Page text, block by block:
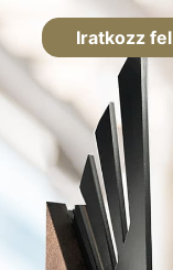
Iratkozz fel